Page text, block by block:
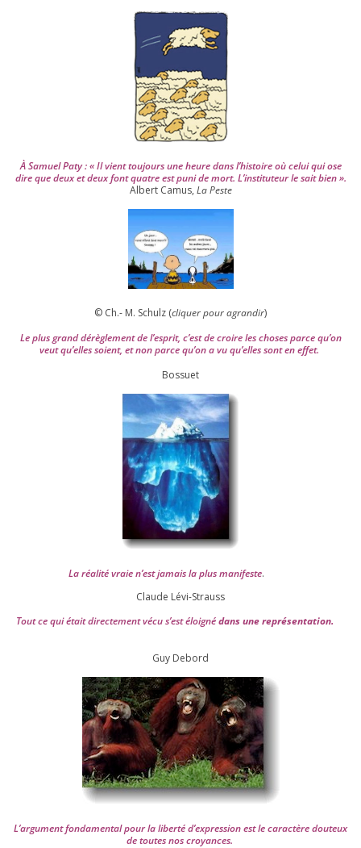
À Samuel Paty : « Il vient tou­jours une heure dans l’his­toire où celui qui ose
dire que deux et deux font quatre est puni de mort. L’instituteur le sait bien ».
Albert Camus, La Peste
© Ch.- M. Schulz (cli­quer pour agran­dir)
Le plus grand dérè­gle­ment de l’es­prit, c’est de croire les choses parce qu’on
veut qu’elles soient, et non parce qu’on a vu qu’elles sont en effet.
Bossuet
La réa­lité vraie n’est jamais la plus mani­feste.
Claude Lévi-Strauss
Tout ce qui était direc­te­ment vécu s’est éloi­gnédans une repré­sen­ta­tion.
Guy Debord
L’argument fon­da­men­tal pour la liber­té d’expression est le carac­tère dou­teux
de toutes nos croyances.